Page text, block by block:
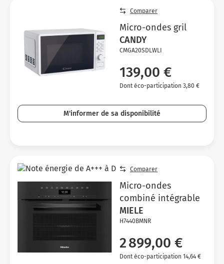
Comparer
Micro-ondes gril
CANDY
CMGA20SDLWLI
139,00 €
Dont éco-participation 3,80 €
M'informer de sa disponibilité
Comparer
Micro-ondes
combiné intégrable
MIELE
H7440BMNR
2 899,00 €
Dont éco-participation 14,64 €